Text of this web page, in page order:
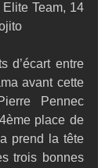
Team, 14
d’écart entre
avant cette
Pennec
place de
prend la tête
trois bonnes